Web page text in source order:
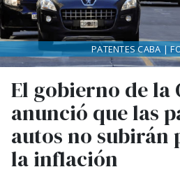
El gobierno de la
anunció que las
autos no subirán
la inflación
PATENTES CABA |